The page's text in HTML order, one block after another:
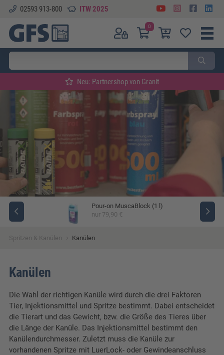
02593 913-800 ITW 2025
0
Neu: Partnershop von Granit
Pour-on MuscaBlock (1 l)
nur 79,90 €
Spritzen & Kanülen Kanülen
Kanülen
Die Wahl der richtigen Kanüle wird durch die drei Faktoren
Tier, Injektionsmittel und Spritze bestimmt. Dabei entscheidet
die Tierart und das Gewicht, bzw. die Größe des Tieres über
die Länge der Kanüle. Das Injektionsmittel bestimmt den
Kanülendurchmesser. Zuletzt muss die Kanüle zur
vorhandenen Spritze mit LuerLock- oder Gewindeanschluss